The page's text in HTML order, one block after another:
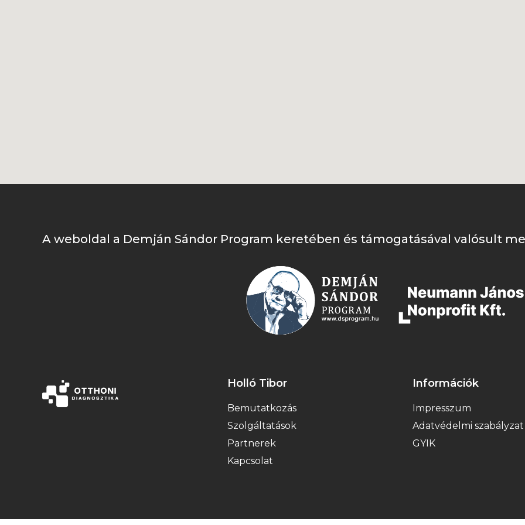
A weboldal a Demján Sándor Program keretében és támogatásával valósult
Holló Tibor
Bemutatkozás
Szolgáltatások
Partnerek
Kapcsolat
Információk
Impresszum
Adatvédelmi szabályzat
GYIK